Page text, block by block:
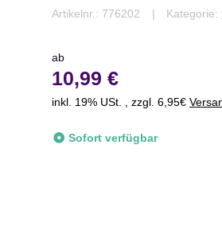
Artikelnr.: 776202 Kategorie:
ab
10,99 €
inkl. 19% USt. , zzgl. 6,95€
Sofort verfügbar